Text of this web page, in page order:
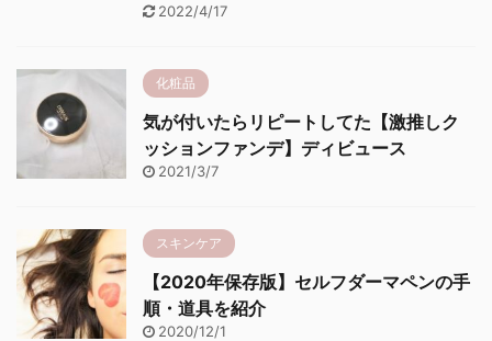
2022/4/17
化粧品
気が付いたらリピートしてた【激推しク
ッションファンデ】ディビュース
2021/3/7
スキンケア
【2020年保存版】セルフダーマペンの手
順・道具を紹介
2020/12/1